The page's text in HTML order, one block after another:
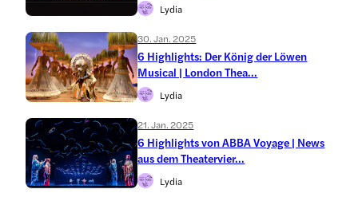
Lydia
30. Jan. 2025
6 Highlights: Der König der Löwen
Musical | London Thea...
Lydia
21. Jan. 2025
6 Highlights von ABBA Voyage | News
aus dem Theatervier...
Lydia